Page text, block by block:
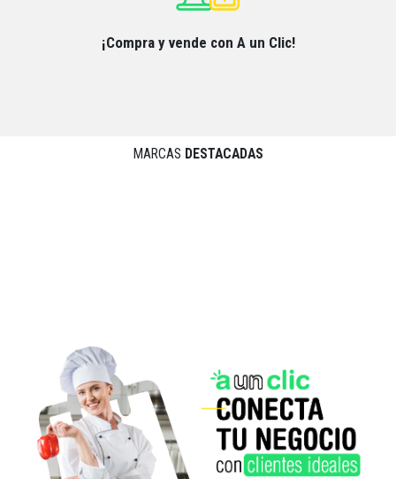
¡Compra y vende con A un Clic!
MARCAS DESTACADAS